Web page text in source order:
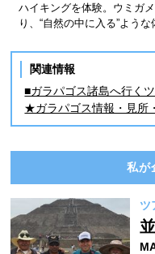
ハイキングを体験。ウミガ
り、“自然の中に入る”ような
関連情報
■ガラパゴス諸島へ行く
★ガラパゴス情報・見所
私が
ツ